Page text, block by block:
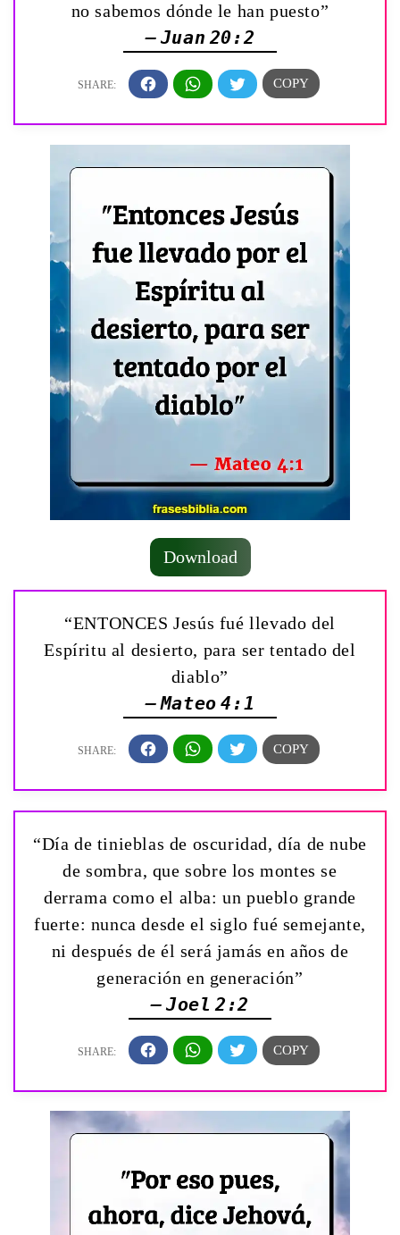
no sabemos dónde le han puesto”
— Juan 20:2
Download
“ENTONCES Jesús fué llevado del
Espíritu al desierto, para ser tentado del
diablo”
— Mateo 4:1
“Día de tinieblas de oscuridad, día de nube
de sombra, que sobre los montes se
derrama como el alba: un pueblo grande
fuerte: nunca desde el siglo fué semejante,
ni después de él será jamás en años de
generación en generación”
— Joel 2:2